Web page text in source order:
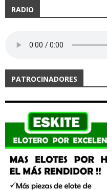
RADIO
PATROCINADORES